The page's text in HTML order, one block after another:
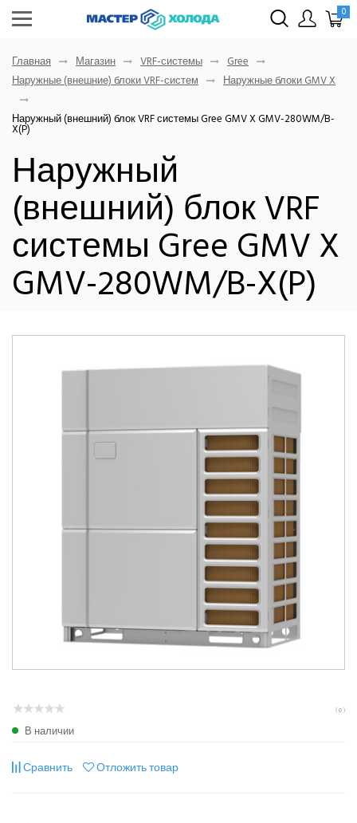
0
Главная Магазин VRF-системы
Gree
Наружные (внешние) блоки VRF-систем
Наружные блоки GMV X
Наружный (внешний) блок VRF системы Gree GMV X GMV-280WM/B-
X(P)
Наружный
(внешний) блок VRF
системы Gree GMV X
GMV-280WM/B-X(P)
( 0 )
В наличии
Сравнить Отложить товар